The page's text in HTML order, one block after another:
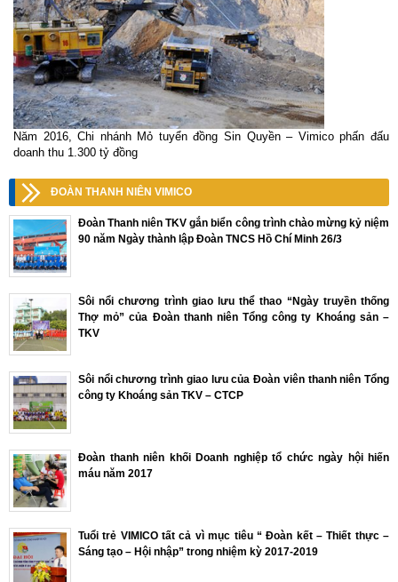
Năm 2016, Chi nhánh Mỏ tuyển đồng Sin Quyền – Vimico phấn đấu
doanh thu 1.300 tỷ đồng
ĐOÀN THANH NIÊN VIMICO
Đoàn Thanh niên TKV gắn biển công trình chào mừng kỷ niệm
90 năm Ngày thành lập Đoàn TNCS Hồ Chí Minh 26/3
Sôi nổi chương trình giao lưu thể thao “Ngày truyền thống
Thợ mỏ” của Đoàn thanh niên Tổng công ty Khoáng sản –
TKV
Sôi nổi chương trình giao lưu của Đoàn viên thanh niên Tổng
công ty Khoáng sản TKV – CTCP
Đoàn thanh niên khối Doanh nghiệp tổ chức ngày hội hiến
máu năm 2017
Tuổi trẻ VIMICO tất cả vì mục tiêu “ Đoàn kết – Thiết thực –
Sáng tạo – Hội nhập” trong nhiệm kỳ 2017-2019